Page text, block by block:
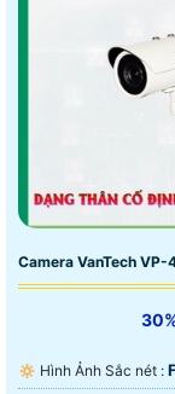
Camera VanTech VP-
🔅 Hình Ảnh Sắc nét :